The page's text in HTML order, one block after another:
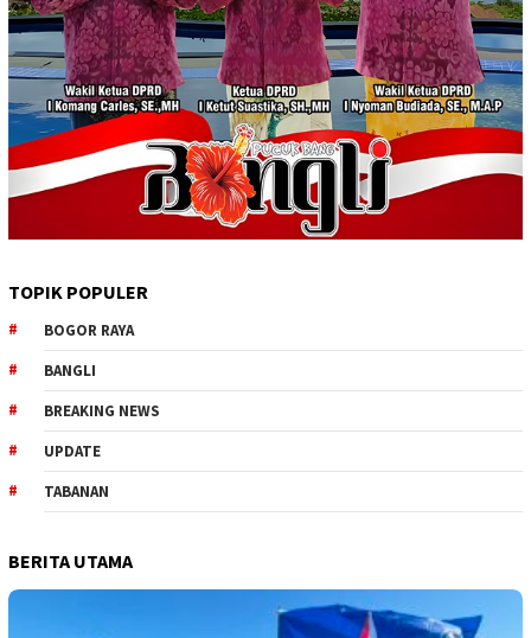
TOPIK POPULER
BOGOR RAYA
BANGLI
BREAKING NEWS
UPDATE
TABANAN
BERITA UTAMA